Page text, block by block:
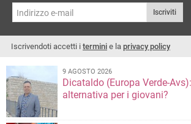
Iscriviti
Iscrivendoti accetti i termini e la privacy policy
9 AGOSTO 2026
Dicataldo (Europa Verde-
alternativa per i giovani?